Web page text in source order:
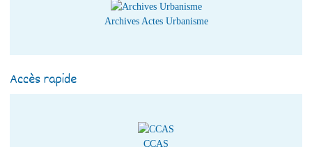
Archives Actes Urbanisme
Accès rapide
CCAS